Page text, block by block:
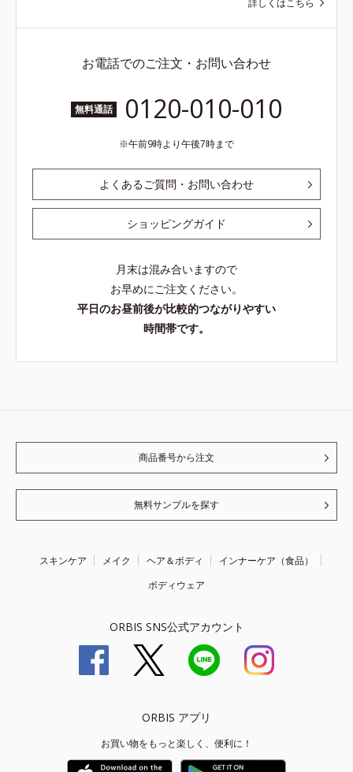
詳しくはこちら
お電話でのご注文・お問い合わせ
無料通話 0120-010-010
午前9時より午後7時まで
よくあるご質問・お問い合わせ
ショッピングガイド
月末は混み合いますので
お早めにご注文ください。
平日のお昼前後が比較的つながりやすい
時間帯です。
商品番号から注文
無料サンプルを探す
スキンケア メイク ヘア＆ボディ
インナーケア（食品）
ボディウェア
ORBIS SNS公式アカウント
ORBIS アプリ
お買い物をもっと楽しく、便利に！